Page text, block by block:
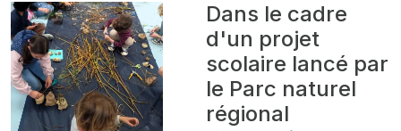
Dans le cadre
d'un projet
scolaire lancé par
le Parc naturel
régional